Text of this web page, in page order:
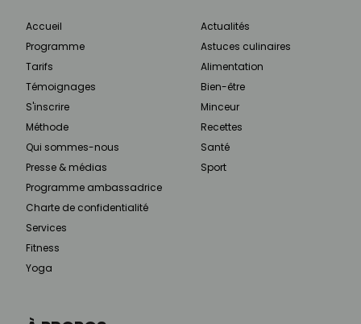
Accueil
Programme
Tarifs
Témoignages
S'inscrire
Méthode
Qui sommes-nous
Presse & médias
Programme ambassadrice
Charte de confidentialité
Services
Fitness
Yoga
Actualités
Astuces culinaires
Alimentation
Bien-être
Minceur
Recettes
Santé
Sport